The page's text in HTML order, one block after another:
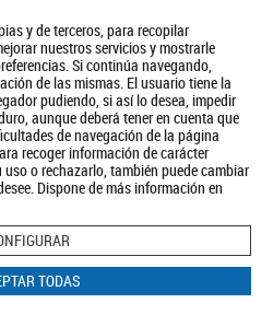
y de terceros, para recopilar
nuestros servicios y mostrarle
Si continúa navegando,
de las mismas. El usuario tiene la
pudiendo, si así lo desea, impedir
aunque deberá tener en cuenta que
de navegación de la página
recoger información de carácter
o rechazarlo, también puede cambiar
Dispone de más información en
TODAS
Política de Privacidad Aviso Legal
Política de Cookies
BUSCAR